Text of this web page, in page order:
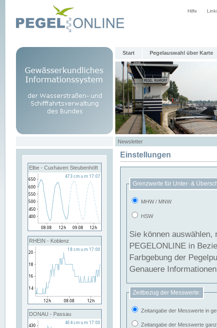
Hilfe
Start Pegelauswahl über Karte
Newsletter
Elbe - Cuxhaven Steubenhöft
RHEIN - Koblenz
DONAU - Passau
Einstellungen
Grenzwerte für Unter- &
MHW / MNW
HSW
Sie können
PEGELONLINE in Beziehung
Farbgebung der
Genauere
Zeitbezug der Messwerte:
Zeitangabe der Messwerte in
Zeitangabe der Messwerte